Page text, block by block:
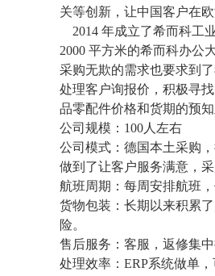
关等创新，让中国客户在
2014 年成立了希而科工
2000 平方米的希而科办公
采购无欺的需求也要求到
处理客户询报价，积极寻
品零配件价格和货期的预
公司规模： 100人左右
公司模式：德国本土采购
做到了让客户服务满意，
航班周期：每周安排航班
货物包装：长期以来积累
险。
售后服务：客服，返修集
处理效率： ERP系统做单